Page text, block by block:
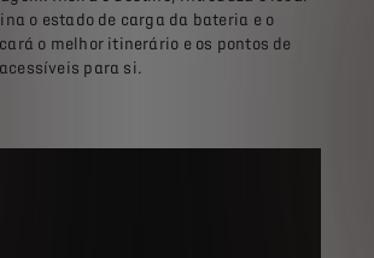
o estado de carga da bateria e o
o melhor itinerário e os pontos de
para si.